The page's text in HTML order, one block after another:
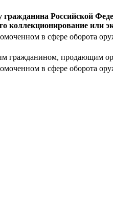
гражданина Российской
коллекционирование или
в сфере оборота
гражданином, продающим
в сфере оборота